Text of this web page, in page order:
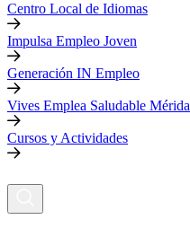
Centro Local de Idiomas
Impulsa Empleo Joven
Generación IN Empleo
Vives Emplea Saludable Mérida
Cursos y Actividades